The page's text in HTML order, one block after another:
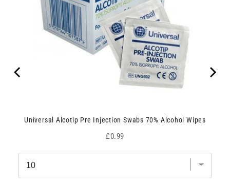
Universal Alcotip Pre Injection Swabs 70% Alcohol Wipes
Price
£0.99